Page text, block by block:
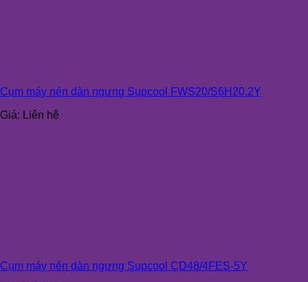
Cụm máy nén dàn ngưng Supcool FWS20/S6H20.2Y
Giá: Liên hệ
Cụm máy nén dàn ngưng Supcool CD48/4FES-5Y